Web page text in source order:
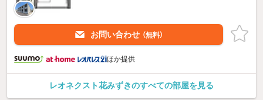
お問い合わせ （無料）
ほか提供
レオネクスト花みずきのすべての部屋を見る